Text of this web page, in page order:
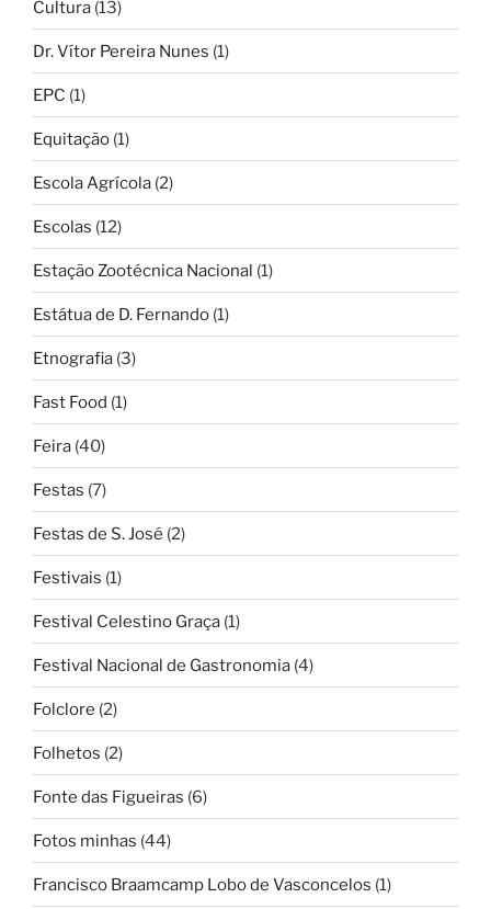
Cultura (13)
Dr. Vítor Pereira Nunes (1)
EPC (1)
Equitação (1)
Escola Agrícola (2)
Escolas (12)
Estação Zootécnica Nacional (1)
Estátua de D. Fernando (1)
Etnografia (3)
Fast Food (1)
Feira (40)
Festas (7)
Festas de S. José (2)
Festivais (1)
Festival Celestino Graça (1)
Festival Nacional de Gastronomia (4)
Folclore (2)
Folhetos (2)
Fonte das Figueiras (6)
Fotos minhas (44)
Francisco Braamcamp Lobo de Vasconcelos (1)